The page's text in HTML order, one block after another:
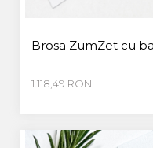
Brosa ZumZet cu
1.118,49 RON